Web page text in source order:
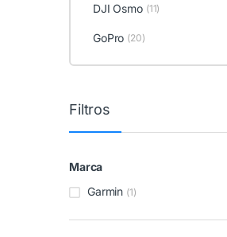
DJI Osmo (11)
GoPro (20)
Filtros
Marca
Garmin (1)